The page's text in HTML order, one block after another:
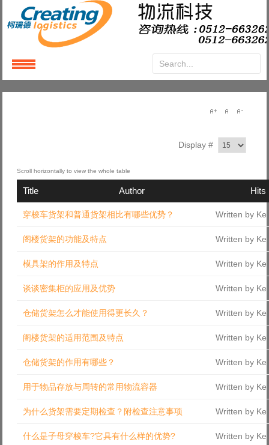
Display #
Title Author Hits
穿梭车货架和普通货架相比有哪些优势？ Written by
阁楼货架的功能及特点 Written by
模具架的作用及特点 Written by
谈谈密集柜的应用及优势 Written by
仓储货架怎么才能使用得更长久？ Written by
阁楼货架的适用范围及特点 Written by
仓储货架的作用有哪些？ Written by
用于物品存放与周转的常用物流容器 Written by
为什么货架需要定期检查？附检查注意事项 Written by
什么是子母穿梭车?它具有什么样的优势? Written by
LoginorRegister
Password
Remember Me
Forgot your username?